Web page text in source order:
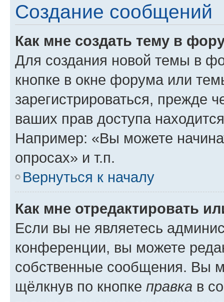
Создание сообщений
Как мне создать тему в
Для создания новой темы в
кнопке в окне форума или
зарегистрироваться, прежде
ваших прав доступа
Например: «Вы можете
опросах» и т.п.
Вернуться к началу
Как мне отредактировать
Если вы не являетесь
конференции, вы можете
собственные сообщения. Вы
щёлкнув по кнопке правка в